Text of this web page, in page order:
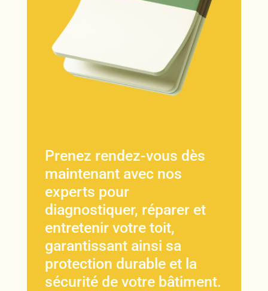
Prenez rendez-vous dès
maintenant avec nos
experts pour
diagnostiquer, réparer et
entretenir votre toit,
garantissant ainsi sa
protection durable et la
sécurité de votre bâtiment.